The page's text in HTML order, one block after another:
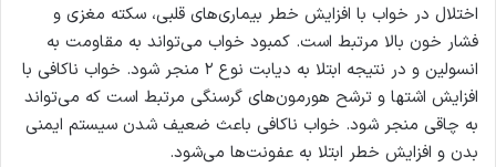
اختلال در خواب با افزایش خطر بیماری‌های قلبی، سکته مغزی و
فشار خون بالا مرتبط است. کمبود خواب می‌تواند به مقاومت به
انسولین و در نتیجه ابتلا به دیابت نوع ۲ منجر شود. خواب ناکافی با
افزایش اشتها و ترشح هورمون‌های گرسنگی مرتبط است که می‌تواند
به چاقی منجر شود. خواب ناکافی باعث ضعیف شدن سیستم ایمنی
بدن و افزایش خطر ابتلا به عفونت‌ها می‌شود.